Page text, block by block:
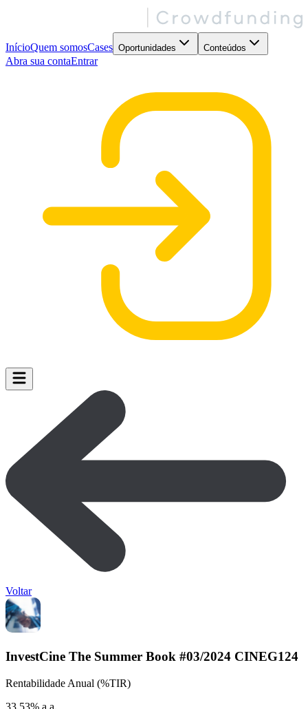
InícioQuem somosCases Oportunidades Conteúdos
Abra sua contaEntrar
Voltar
InvestCine The Summer Book #03/2024 CINEG124
Rentabilidade Anual (%TIR)
33,53% a.a.